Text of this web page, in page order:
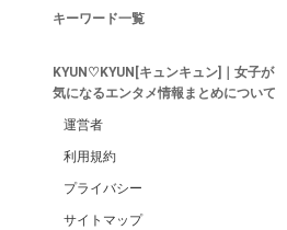
キーワード一覧
KYUN♡KYUN[キュンキュン]｜女子が
気になるエンタメ情報まとめについて
運営者
利用規約
プライバシー
サイトマップ